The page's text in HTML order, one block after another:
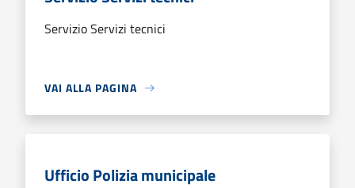
Servizio Servizi tecnici
VAI ALLA PAGINA
Ufficio Polizia municipale